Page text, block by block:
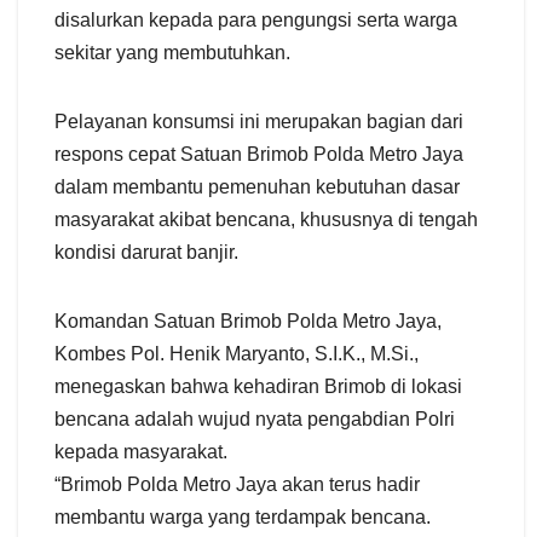
disalurkan kepada para pengungsi serta warga
sekitar yang membutuhkan.
Pelayanan konsumsi ini merupakan bagian dari
respons cepat Satuan Brimob Polda Metro Jaya
dalam membantu pemenuhan kebutuhan dasar
masyarakat akibat bencana, khususnya di tengah
kondisi darurat banjir.
Komandan Satuan Brimob Polda Metro Jaya,
Kombes Pol. Henik Maryanto, S.I.K., M.Si.,
menegaskan bahwa kehadiran Brimob di lokasi
bencana adalah wujud nyata pengabdian Polri
kepada masyarakat.
“Brimob Polda Metro Jaya akan terus hadir
membantu warga yang terdampak bencana.